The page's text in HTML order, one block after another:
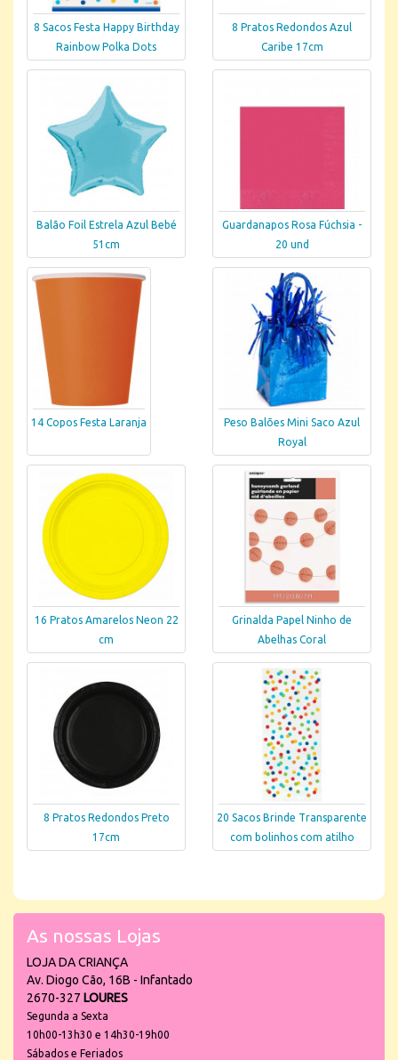
8 Sacos Festa Happy Birthday
Rainbow Polka Dots
8 Pratos Redondos Azul
Caribe 17cm
Balão Foil Estrela Azul Bebé
51cm
Guardanapos Rosa Fúchsia -
20 und
14 Copos Festa Laranja
Peso Balões Mini Saco Azul
Royal
16 Pratos Amarelos Neon 22
cm
Grinalda Papel Ninho de
Abelhas Coral
8 Pratos Redondos Preto
17cm
20 Sacos Brinde Transparente
com bolinhos com atilho
As nossas Lojas
LOJA DA CRIANÇA
Av. Diogo Cão, 16B - Infantado
2670-327 LOURES
Segunda a Sexta
10h00-13h30 e 14h30-19h00
Sábados e Feriados